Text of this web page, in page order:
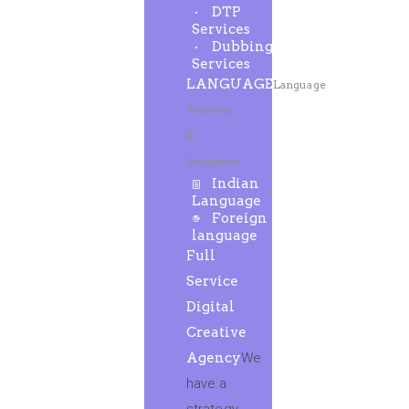
DTP
Services
Dubbing
Services
LANGUAGELanguage
Services
&
Solutions
Indian
Language
Foreign
language
Full
Service
Digital
Creative
AgencyWe
have a